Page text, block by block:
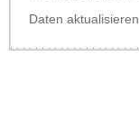
Daten aktualisieren